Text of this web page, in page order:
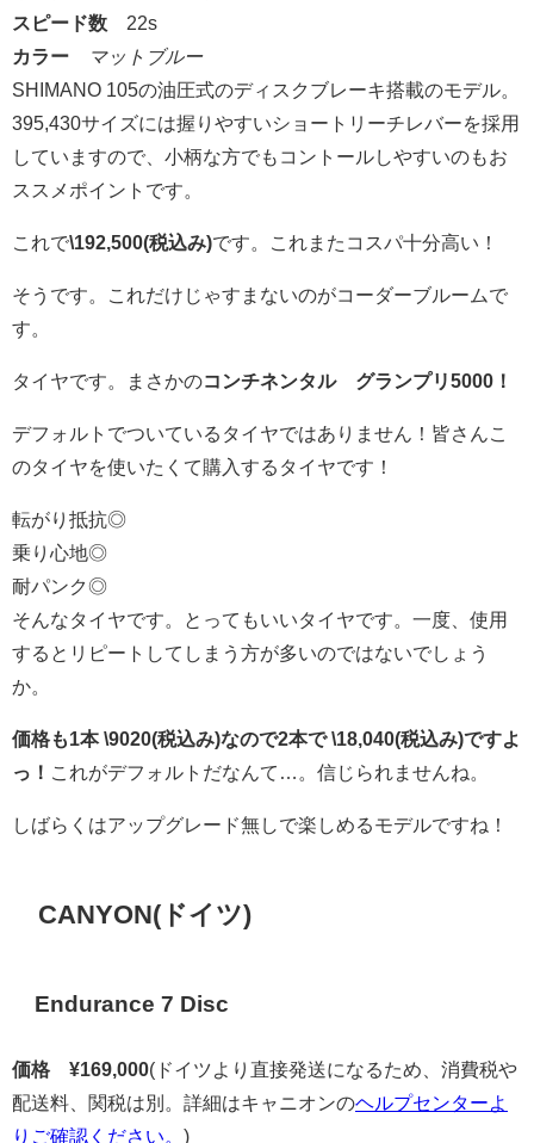
スピード数 22s
カラー
マットブルー
SHIMANO 105の油圧式のディスクブレーキ搭載のモデル。
395,430サイズには握りやすいショートリーチレバーを採用
していますので、小柄な方でもコントールしやすいのもお
ススメポイントです。
これで\192,500(税込み)です。これまたコスパ十分高い！
そうです。これだけじゃすまないのがコーダーブルームで
す。
タイヤです。まさかのコンチネンタル グランプリ5000！
デフォルトでついているタイヤではありません！皆さんこ
のタイヤを使いたくて購入するタイヤです！
転がり抵抗◎
乗り心地◎
耐パンク◎
そんなタイヤです。とってもいいタイヤです。一度、使用
するとリピートしてしまう方が多いのではないでしょう
か。
価格も1本 \9020(税込み)なので2本で \18,040(税込み)ですよ
っ！
これがデフォルトだなんて…。信じられませんね。
しばらくはアップグレード無しで楽しめるモデルですね！
CANYON(ドイツ)
Endurance 7 Disc
価格 ¥169,000(ドイツより直接発送になるため、消費税や
配送料、関税は別。詳細はキャニオンのヘルプセンターよ
りご確認ください。 )